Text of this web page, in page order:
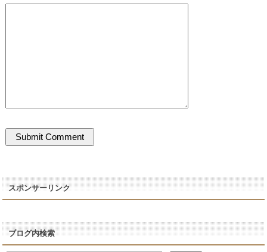
スポンサーリンク
ブログ内検索